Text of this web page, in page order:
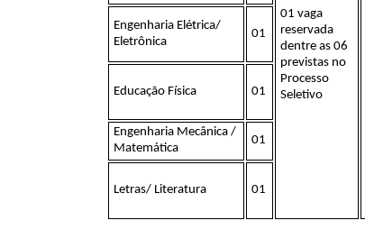
01 vaga
reservada
dentre as 06
previstas no
Processo
Seletivo
Engenharia Elétrica/
Eletrônica
01
Educação Física 01
Engenharia Mecânica /
Matemática
01
Letras/ Literatura 01